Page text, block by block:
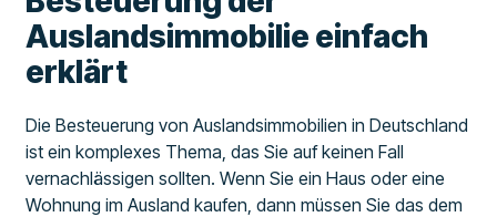
Auslandsimmobilie einfach
erklärt
Die Besteuerung von Auslandsimmobilien in Deutschland
ist ein komplexes Thema, das Sie auf keinen Fall
vernachlässigen sollten. Wenn Sie ein Haus oder eine
Wohnung im Ausland kaufen, dann müssen Sie das dem